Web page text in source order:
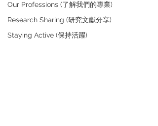
Our Professions (了解我們的專業)
Research Sharing (研究文獻分享)
Staying Active (保持活躍)